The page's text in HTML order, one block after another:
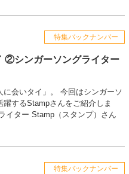
特集バックナンバー
②シンガーソングライター
に会いタイ」。 今回はシンガーソ
躍するStampさんをご紹介しま
イター Stamp（スタンプ）さん
特集バックナンバー